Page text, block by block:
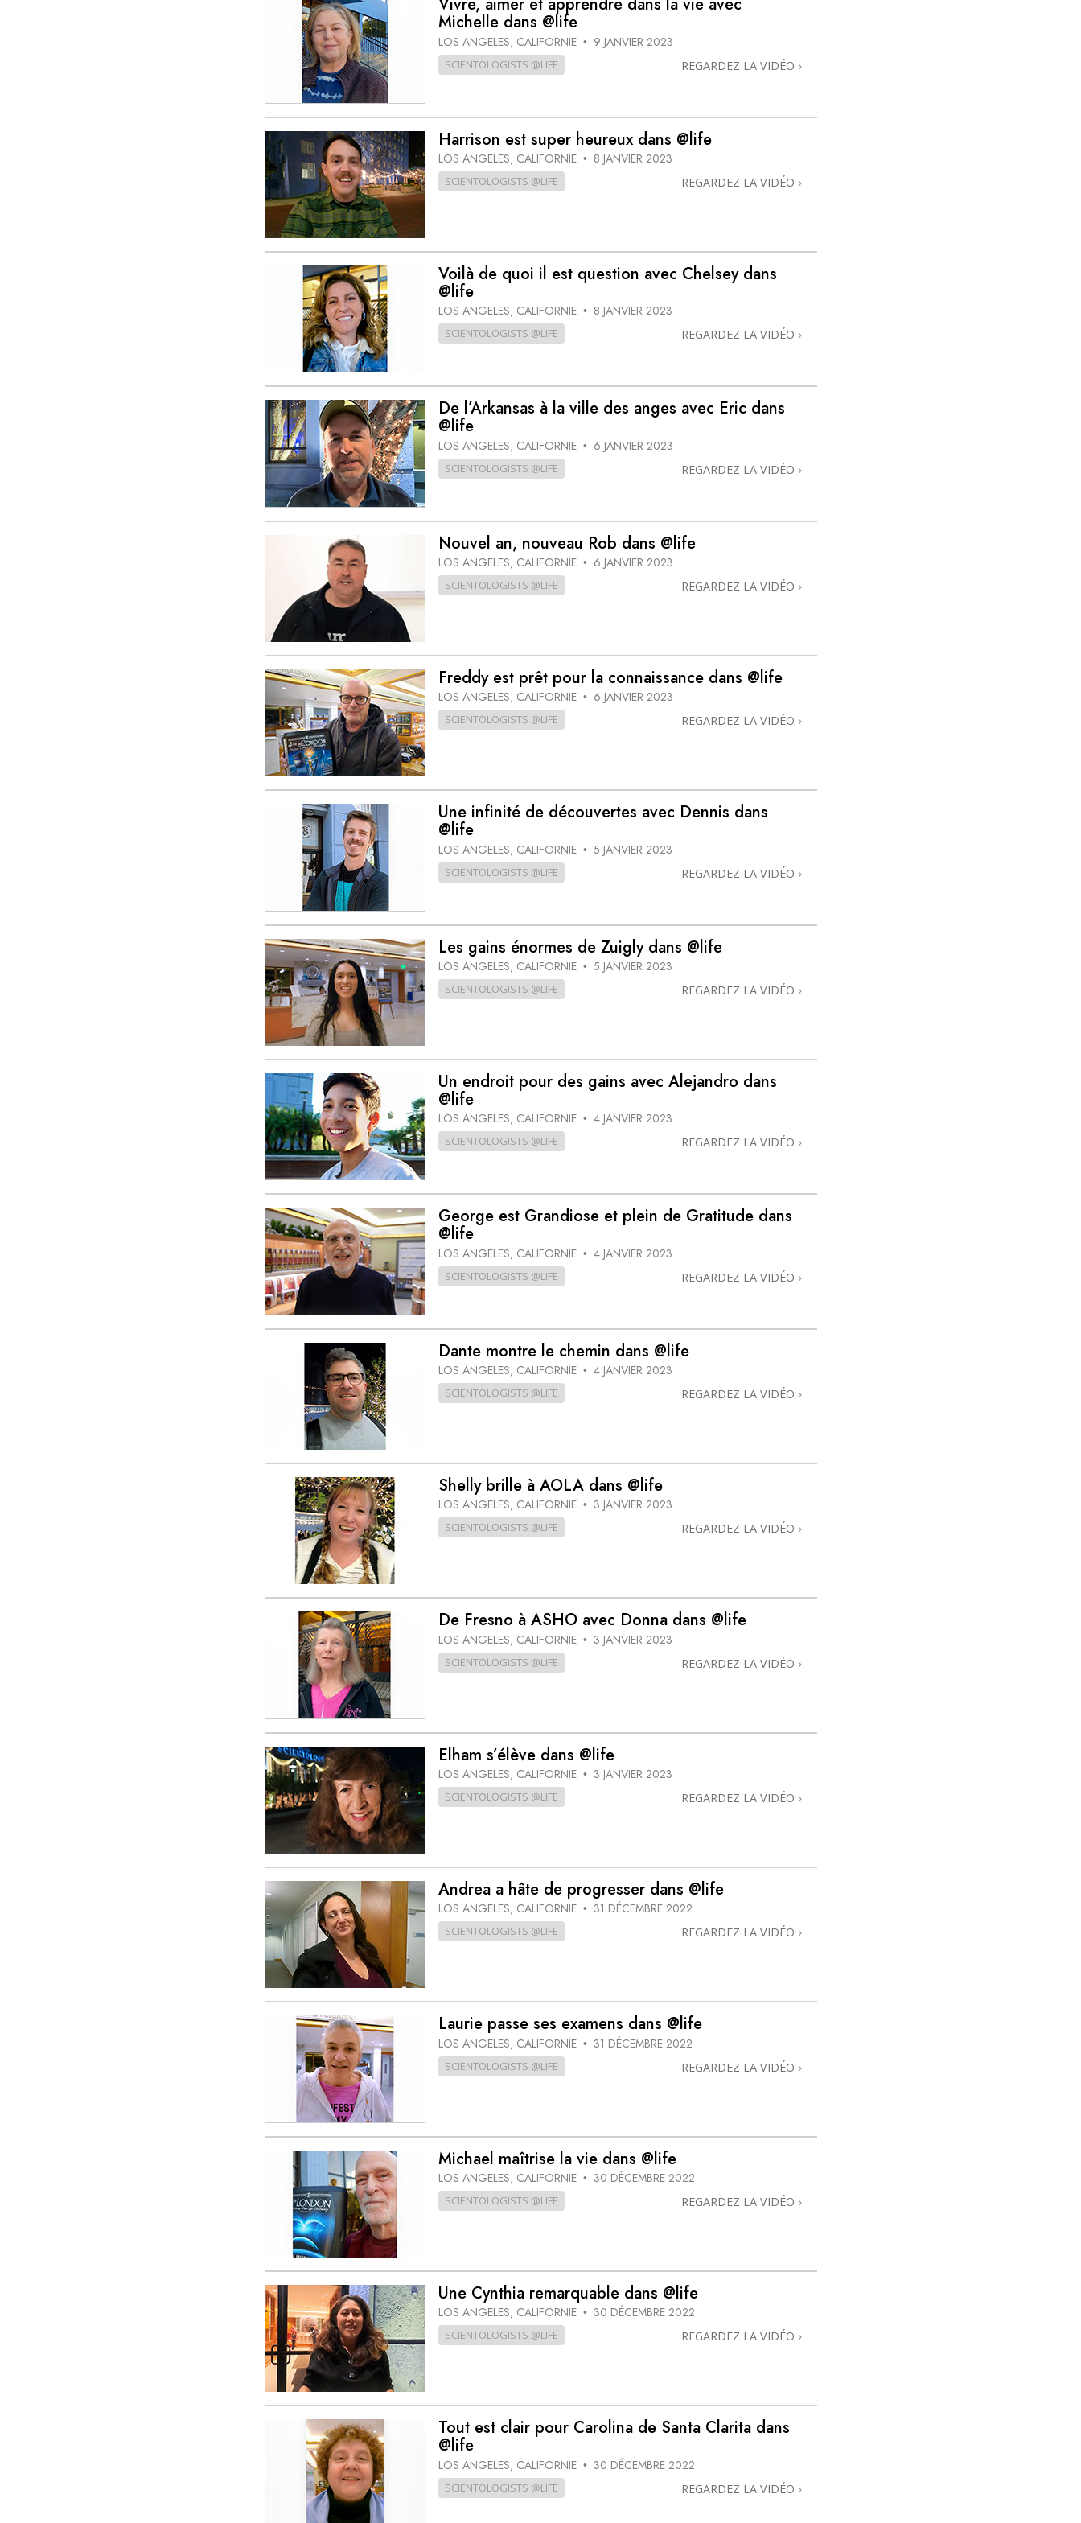
Qu’est-ce que la grandeur ?
Les enfants
La technologie de l’étude
Vivre, aimer et apprendre dans la vie avec
Michelle dans @life
LOS ANGELES, CALIFORNIE • 9 JANVIER 2023
SCIENTOLOGISTS @LIFE REGARDEZ LA VIDÉO
Harrison est super heureux dans @life
LOS ANGELES, CALIFORNIE • 8 JANVIER 2023
SCIENTOLOGISTS @LIFE REGARDEZ LA VIDÉO
Voilà de quoi il est question avec Chelsey dans
@life
LOS ANGELES, CALIFORNIE • 8 JANVIER 2023
SCIENTOLOGISTS @LIFE REGARDEZ LA VIDÉO
De l’Arkansas à la ville des anges avec Eric dans
@life
LOS ANGELES, CALIFORNIE • 6 JANVIER 2023
SCIENTOLOGISTS @LIFE REGARDEZ LA VIDÉO
Nouvel an, nouveau Rob dans @life
LOS ANGELES, CALIFORNIE • 6 JANVIER 2023
SCIENTOLOGISTS @LIFE REGARDEZ LA VIDÉO
Freddy est prêt pour la connaissance dans @life
LOS ANGELES, CALIFORNIE • 6 JANVIER 2023
SCIENTOLOGISTS @LIFE REGARDEZ LA VIDÉO
Une infinité de découvertes avec Dennis dans
@life
LOS ANGELES, CALIFORNIE • 5 JANVIER 2023
SCIENTOLOGISTS @LIFE REGARDEZ LA VIDÉO
Les gains énormes de Zuigly dans @life
LOS ANGELES, CALIFORNIE • 5 JANVIER 2023
SCIENTOLOGISTS @LIFE REGARDEZ LA VIDÉO
Un endroit pour des gains avec Alejandro dans
@life
LOS ANGELES, CALIFORNIE • 4 JANVIER 2023
SCIENTOLOGISTS @LIFE REGARDEZ LA VIDÉO
George est Grandiose et plein de Gratitude dans
@life
LOS ANGELES, CALIFORNIE • 4 JANVIER 2023
SCIENTOLOGISTS @LIFE REGARDEZ LA VIDÉO
Dante montre le chemin dans @life
LOS ANGELES, CALIFORNIE • 4 JANVIER 2023
SCIENTOLOGISTS @LIFE REGARDEZ LA VIDÉO
Shelly brille à AOLA dans @life
LOS ANGELES, CALIFORNIE • 3 JANVIER 2023
SCIENTOLOGISTS @LIFE REGARDEZ LA VIDÉO
De Fresno à ASHO avec Donna dans @life
LOS ANGELES, CALIFORNIE • 3 JANVIER 2023
SCIENTOLOGISTS @LIFE REGARDEZ LA VIDÉO
Elham s’élève dans @life
LOS ANGELES, CALIFORNIE • 3 JANVIER 2023
SCIENTOLOGISTS @LIFE REGARDEZ LA VIDÉO
Andrea a hâte de progresser dans @life
LOS ANGELES, CALIFORNIE • 31 DÉCEMBRE 2022
SCIENTOLOGISTS @LIFE REGARDEZ LA VIDÉO
Laurie passe ses examens dans @life
LOS ANGELES, CALIFORNIE • 31 DÉCEMBRE 2022
SCIENTOLOGISTS @LIFE REGARDEZ LA VIDÉO
Michael maîtrise la vie dans @life
LOS ANGELES, CALIFORNIE • 30 DÉCEMBRE 2022
SCIENTOLOGISTS @LIFE REGARDEZ LA VIDÉO
Une Cynthia remarquable dans @life
LOS ANGELES, CALIFORNIE • 30 DÉCEMBRE 2022
SCIENTOLOGISTS @LIFE REGARDEZ LA VIDÉO
Tout est clair pour Carolina de Santa Clarita dans
@life
LOS ANGELES, CALIFORNIE • 30 DÉCEMBRE 2022
SCIENTOLOGISTS @LIFE REGARDEZ LA VIDÉO